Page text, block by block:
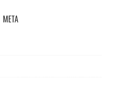
META